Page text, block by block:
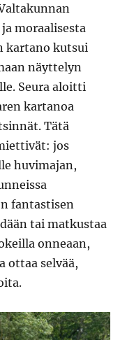
moraalisesta
kartano kutsui
näyttelyn
Seura aloitti
kartanoa
Tätä
jos
huvimajan,
fantastisen
tai matkustaa
onneaan,
ottaa selvää,